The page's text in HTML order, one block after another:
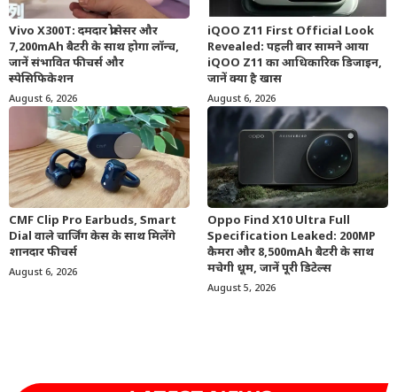
Vivo X300T: दमदार प्रोसेसर और
7,200mAh बैटरी के साथ होगा लॉन्च,
जानें संभावित फीचर्स और
स्पेसिफिकेशन
August 6, 2026
iQOO Z11 First Official Look
Revealed: पहली बार सामने आया
iQOO Z11 का आधिकारिक डिजाइन,
जानें क्या है खास
August 6, 2026
CMF Clip Pro Earbuds, Smart
Dial वाले चार्जिंग केस के साथ मिलेंगे
शानदार फीचर्स
August 6, 2026
Oppo Find X10 Ultra Full
Specification Leaked: 200MP
कैमरा और 8,500mAh बैटरी के साथ
मचेगी धूम, जानें पूरी डिटेल्स
August 5, 2026